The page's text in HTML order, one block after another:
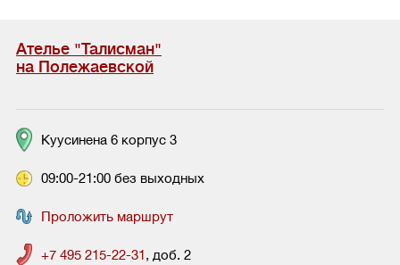
Ателье "Талисман"
на Полежаевской
Куусинена 6 корпус 3
09:00-21:00 без выходных
Проложить маршрут
+7 495 215-22-31, доб. 2